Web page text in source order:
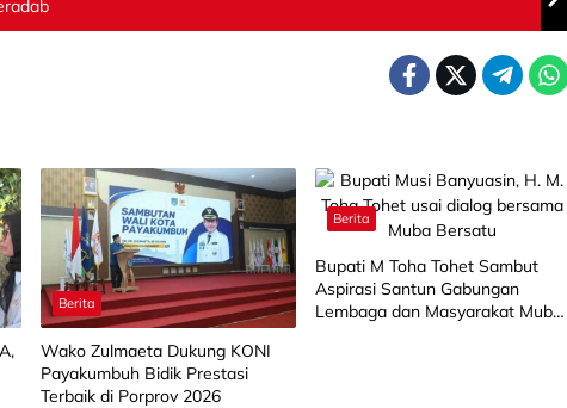
Berita
Wako Zulmaeta Dukung KONI
Payakumbuh Bidik Prestasi
Terbaik di Porprov 2026
Berita
Bupati M Toha Tohet Sambut
Aspirasi Santun Gabungan
Lembaga dan Masyarakat Muba